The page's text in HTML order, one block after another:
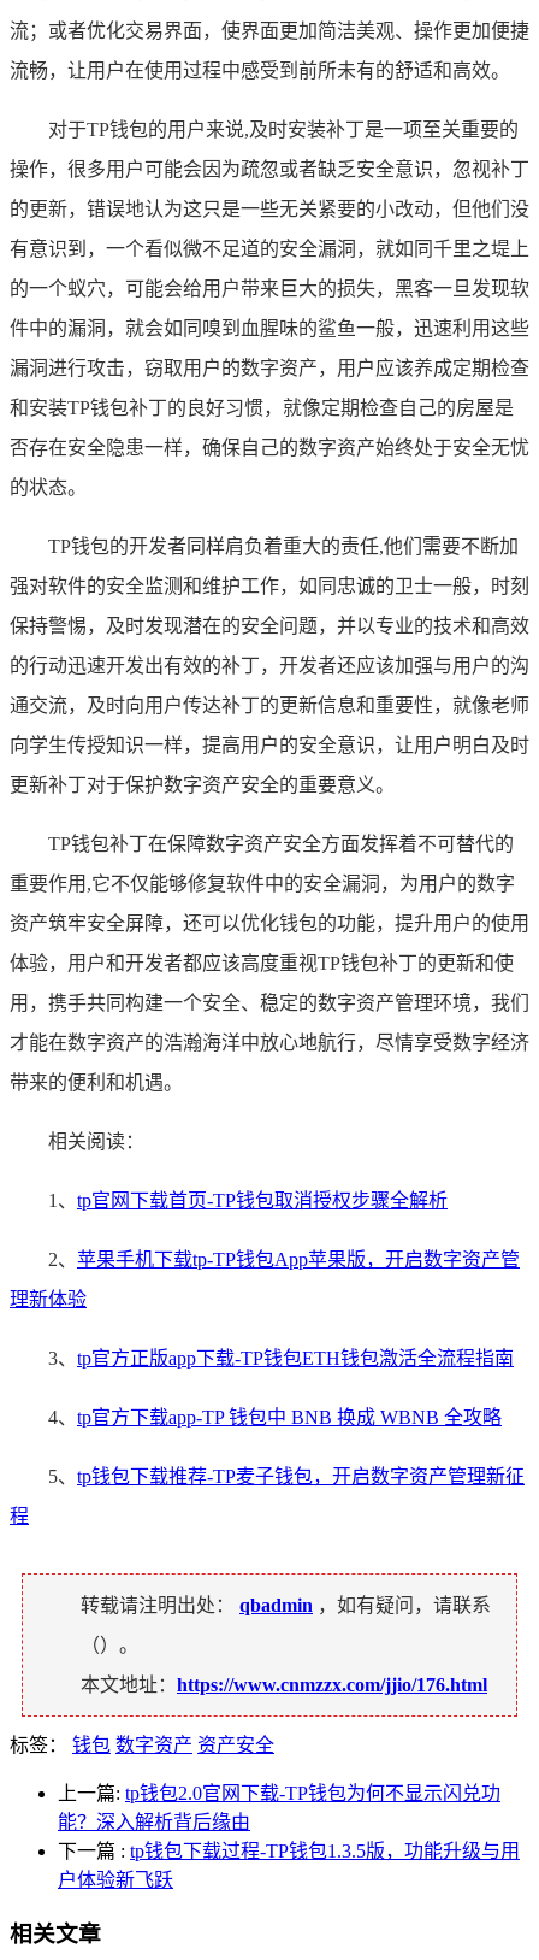
流；或者优化交易界面，使界面更加简洁美观、操作更加便捷
流畅，让用户在使用过程中感受到前所未有的舒适和高效。
对于TP钱包的用户来说,及时安装补丁是一项至关重要的
操作，很多用户可能会因为疏忽或者缺乏安全意识，忽视补丁
的更新，错误地认为这只是一些无关紧要的小改动，但他们没
有意识到，一个看似微不足道的安全漏洞，就如同千里之堤上
的一个蚁穴，可能会给用户带来巨大的损失，黑客一旦发现软
件中的漏洞，就会如同嗅到血腥味的鲨鱼一般，迅速利用这些
漏洞进行攻击，窃取用户的数字资产，用户应该养成定期检查
和安装TP钱包补丁的良好习惯，就像定期检查自己的房屋是
否存在安全隐患一样，确保自己的数字资产始终处于安全无忧
的状态。
TP钱包的开发者同样肩负着重大的责任,他们需要不断加
强对软件的安全监测和维护工作，如同忠诚的卫士一般，时刻
保持警惕，及时发现潜在的安全问题，并以专业的技术和高效
的行动迅速开发出有效的补丁，开发者还应该加强与用户的沟
通交流，及时向用户传达补丁的更新信息和重要性，就像老师
向学生传授知识一样，提高用户的安全意识，让用户明白及时
更新补丁对于保护数字资产安全的重要意义。
TP钱包补丁在保障数字资产安全方面发挥着不可替代的
重要作用,它不仅能够修复软件中的安全漏洞，为用户的数字
资产筑牢安全屏障，还可以优化钱包的功能，提升用户的使用
体验，用户和开发者都应该高度重视TP钱包补丁的更新和使
用，携手共同构建一个安全、稳定的数字资产管理环境，我们
才能在数字资产的浩瀚海洋中放心地航行，尽情享受数字经济
带来的便利和机遇。
相关阅读：
1、 tp官网下载首页-TP钱包取消授权步骤全解析
2、 苹果手机下载tp-TP钱包App苹果版，开启数字资产管
理新体验
3、 tp官方正版app下载-TP钱包ETH钱包激活全流程指南
4、 tp官方下载app-TP 钱包中 BNB 换成 WBNB 全攻略
5、 tp钱包下载推荐-TP麦子钱包，开启数字资产管理新征
程
转载请注明出处： qbadmin ，如有疑问，请联系
（）。
本文地址： https://www.cnmzzx.com/jjio/176.html
标签： 钱包 数字资产 资产安全
上一篇: tp钱包2.0官网下载-TP钱包为何不显示闪兑功
能？深入解析背后缘由
下一篇 : tp钱包下载过程-TP钱包1.3.5版，功能升级与用
户体验新飞跃
相关文章